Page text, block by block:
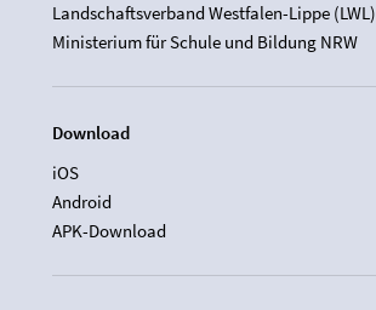
Landschaftsverband Westfalen-Lippe (LWL)
Ministerium für Schule und Bildung NRW
Download
iOS
Android
APK-Download